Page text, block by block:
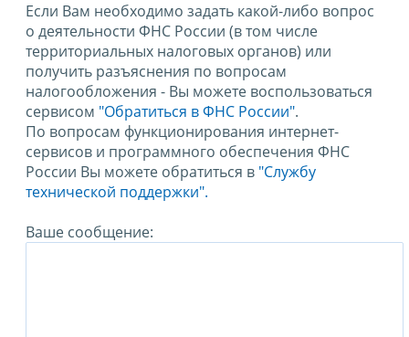
Если Вам необходимо задать какой-либо вопрос
о деятельности ФНС России (в том числе
территориальных налоговых органов) или
получить разъяснения по вопросам
налогообложения - Вы можете воспользоваться
сервисом "Обратиться в ФНС России".
По вопросам функционирования интернет-
сервисов и программного обеспечения ФНС
России Вы можете обратиться в "Службу
технической поддержки".
Ваше сообщение: